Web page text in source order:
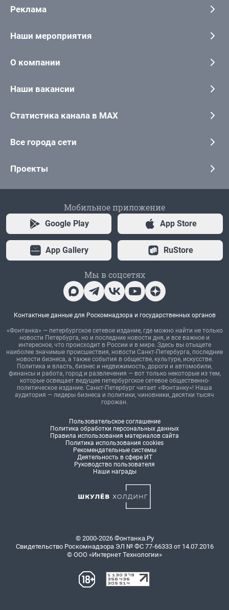
Реклама
Наши мероприятия
О компании
Наши вакансии
Статистика канала в MAX
Все города сети
Проекты
Мобильное приложение
Google Play App Store
App Gallery RuStore
Мы в соцсетях
Контактные данные для Роскомнадзора и государственных органов
«Фонтанка» — петербургское сетевое издание, где можно найти не только
новости Петербурга, но и последние новости дня, и все важное и
интересное, что происходит в России и в мире. Здесь вы отыщете
наиболее значимые происшествия, новости Санкт-Петербурга, последние
новости бизнеса, а также события в обществе, культуре, искусстве.
Политика и власть, бизнес и недвижимость, дороги и автомобили,
финансы и работа, город и развлечения — вот только некоторые из тем,
которые освещает ведущее петербургское сетевое общественно-
политическое издание. Санкт-Петербург читает «Фонтанку»! Наша
аудитория — лидеры бизнеса и политики, чиновники, десятки тысяч
горожан.
Пользовательское соглашение
Политика обработки персональных данных
Правила использования материалов сайта
Политика использования cookies
Рекомендательные системы
Деятельность в сфере ИТ
Руководство пользователя
Наши награды
© 2000-2026 Фонтанка.Ру
Свидетельство Роскомнадзора ЭЛ № ФС 77-66333 от 14.07.2016
© ООО «Интернет Технологии»